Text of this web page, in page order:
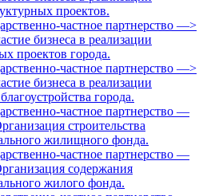
проектов.
частное партнерство —>
бизнеса в реализации
проектов города.
частное партнерство —>
бизнеса в реализации
города.
частное партнерство —
строительства
жилищного фонда.
частное партнерство —
содержания
жилого фонда.